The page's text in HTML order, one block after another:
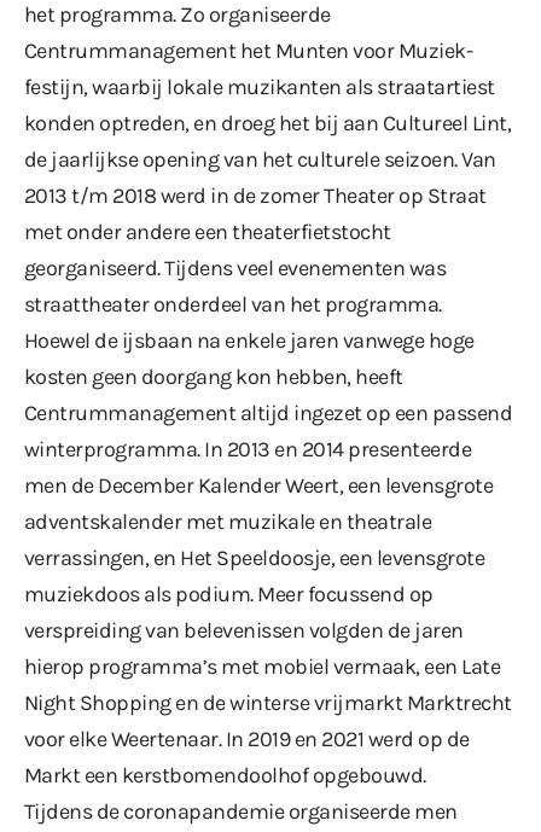
het programma. Zo organiseerde
Centrummanagement het Munten voor Muziek-
festijn, waarbij lokale muzikanten als straatartiest
konden optreden, en droeg het bij aan Cultureel Lint,
de jaarlijkse opening van het culturele seizoen. Van
2013 t/m 2018 werd in de zomer Theater op Straat
met onder andere een theaterfietstocht
georganiseerd. Tijdens veel evenementen was
straattheater onderdeel van het programma.
Hoewel de ijsbaan na enkele jaren vanwege hoge
kosten geen doorgang kon hebben, heeft
Centrummanagement altijd ingezet op een passend
winterprogramma. In 2013 en 2014 presenteerde
men de December Kalender Weert, een levensgrote
adventskalender met muzikale en theatrale
verrassingen, en Het Speeldoosje, een levensgrote
muziekdoos als podium. Meer focussend op
verspreiding van belevenissen volgden de jaren
hierop programma’s met mobiel vermaak, een Late
Night Shopping en de winterse vrijmarkt Marktrecht
voor elke Weertenaar. In 2019 en 2021 werd op de
Markt een kerstbomendoolhof opgebouwd.
Tijdens de coronapandemie organiseerde men